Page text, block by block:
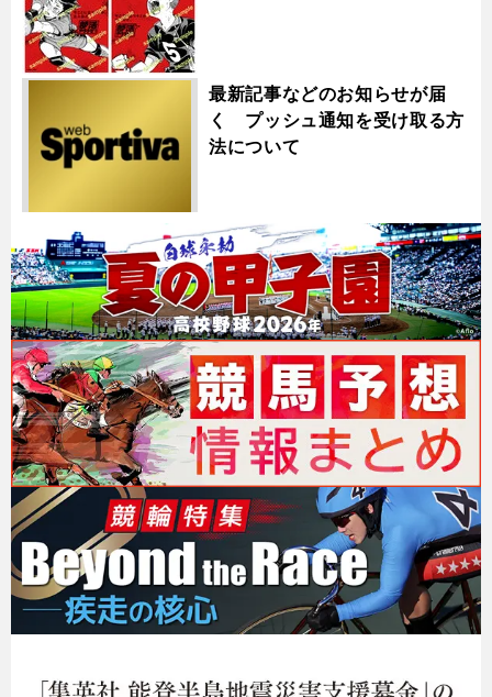
最新記事などのお知らせが届
く プッシュ通知を受け取る方
法について